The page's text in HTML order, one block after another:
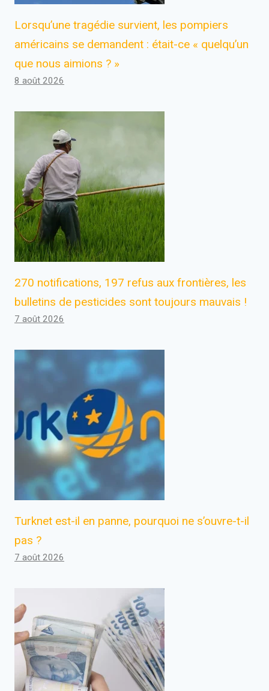
Lorsqu’une tragédie survient, les pompiers
américains se demandent : était-ce « quelqu’un
que nous aimions ? »
8 août 2026
270 notifications, 197 refus aux frontières, les
bulletins de pesticides sont toujours mauvais !
7 août 2026
Turknet est-il en panne, pourquoi ne s’ouvre-t-il
pas ?
7 août 2026